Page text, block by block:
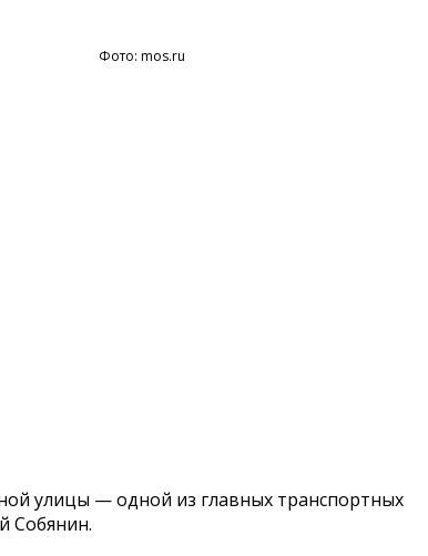
Фото: mos.ru
улицы —одной из главных транспортных
Собянин.